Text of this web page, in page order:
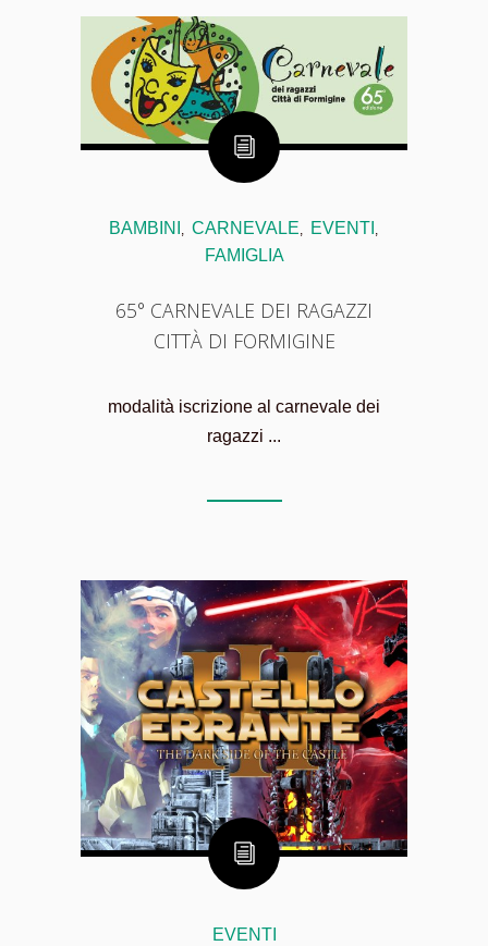
BAMBINI , CARNEVALE, EVENTI ,
FAMIGLIA
65° CARNEVALE DEI RAGAZZI
CITTÀ DI FORMIGINE
modalità iscrizione al carnevale dei
ragazzi ...
EVENTI